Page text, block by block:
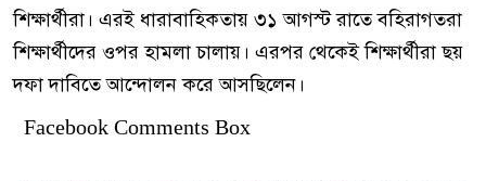
শিক্ষার্থীরা। এরই ধারাবাহিকতায় ৩১ আগস্ট রাতে বহিরাগতরা
শিক্ষার্থীদের ওপর হামলা চালায়। এরপর থেকেই শিক্ষার্থীরা ছয়
দফা দাবিতে আন্দোলন করে আসছিলেন।
Facebook Comments Box